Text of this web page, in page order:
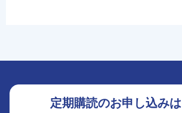
定期購読のお申し込み